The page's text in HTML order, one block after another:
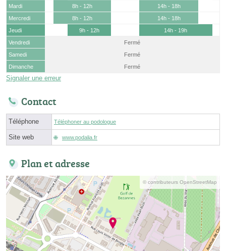
Mardi
8h - 12h
14h - 18h
Mercredi
8h - 12h
14h - 18h
Jeudi
9h - 12h
14h - 19h
Vendredi
Fermé
Samedi
Fermé
Dimanche
Fermé
Signaler une erreur
Contact
Téléphone Téléphoner au podologue
Site web www.podalia.fr
Plan et adresse
© contributeurs OpenStreetMap